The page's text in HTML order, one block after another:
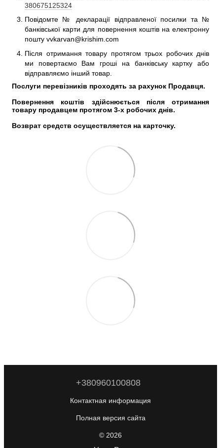
380675125324
Повідомте № декларації відправленої посилки та №
банківської карти для повернення коштів на електронну
пошту vvkarvan@krishim.com
Після отримання товару протягом трьох робочих днів
ми повертаємо Вам гроші на банківську картку або
відправляємо інший товар.
Послуги перевізників проходять за рахунок Продавця.
Повернення коштів здійснюється після отримання
товару продавцем протягом 3-х робочих днів.
Возврат средств осуществляется на карточку.
+380960100808
Контактная информация
Полная версия сайта
© 2026